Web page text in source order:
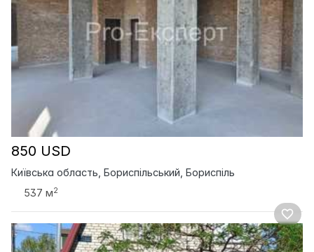
850 USD
Київська область, Бориспільський, Бориспіль
537 м2